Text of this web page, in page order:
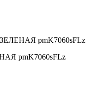
pmK7060sFLz
pmK7060sFLz